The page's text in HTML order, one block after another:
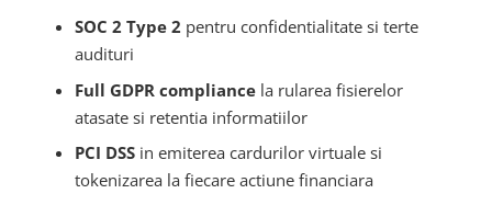
SOC 2 Type 2 pentru confidentialitate si terte
audituri
Full GDPR compliancela rularea fisierelor
atasate si retentia informatiilor
PCI DSSin emiterea cardurilor virtuale si
tokenizarea la fiecare actiune financiara